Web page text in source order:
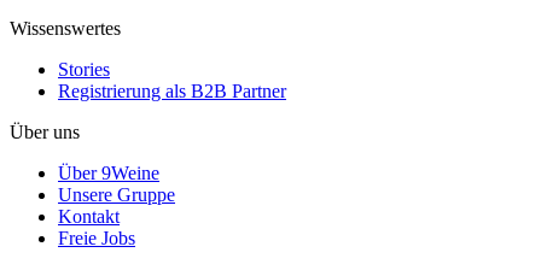
Wissenswertes
Stories
Registrierung als B2B Partner
Über uns
Über 9Weine
Unsere Gruppe
Kontakt
Freie Jobs